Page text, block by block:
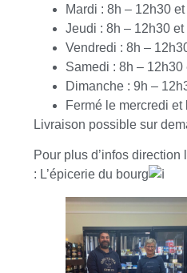
Mardi : 8h – 12h30
Jeudi : 8h – 12h30 et
Vendredi : 8h –
Samedi : 8h – 12h30
Dimanche : 9h –
Fermé le mercredi et
Livraison possible sur
Pour plus d’infos
: L’épicerie du bourg